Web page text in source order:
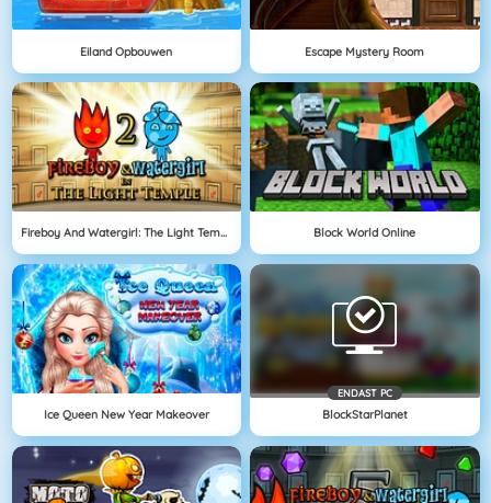
Eiland Opbouwen Escape Mystery Room
Fireboy And Watergirl: The Light Temple Block World Online
Ice Queen New Year Makeover
ENDAST PC
BlockStarPlanet